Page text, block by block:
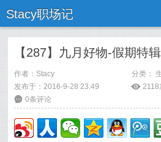
Stacy职场记
【287】九月好物-假期特辑
作者： Stacy 分类：
发布于：2016-9-28 23:49
ė 2118
6 0条评论